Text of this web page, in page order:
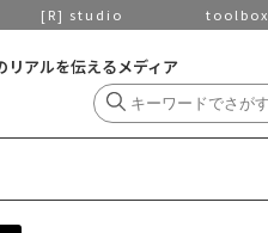
[R] studio toolbox
リアルを伝えるメディア